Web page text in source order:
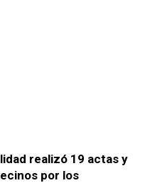
realizó 19 actas y
por los